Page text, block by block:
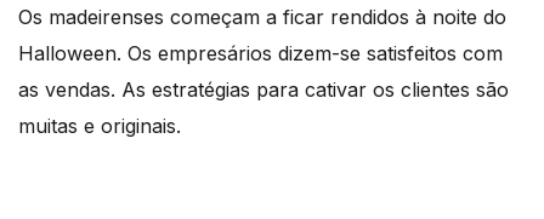
Os madeirenses começam a ficar rendidos à noite do
Halloween. Os empresários dizem-se satisfeitos com
as vendas. As estratégias para cativar os clientes são
muitas e originais.